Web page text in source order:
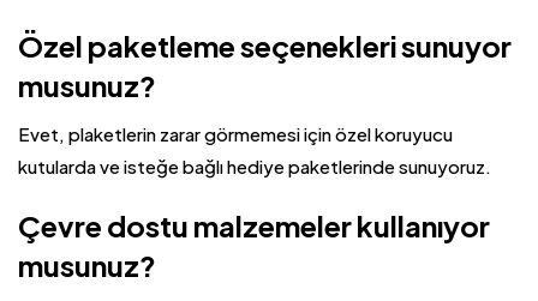
Özel paketleme seçenekleri sunuyor
musunuz?
Evet, plaketlerin zarar görmemesi için özel koruyucu
kutularda ve isteğe bağlı hediye paketlerinde sunuyoruz.
Çevre dostu malzemeler kullanıyor
musunuz?